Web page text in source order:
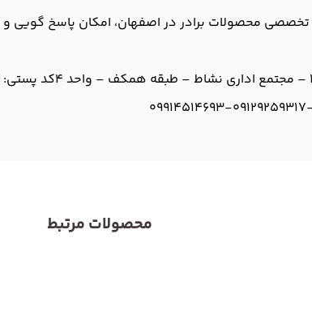
محصولات برادر در اصفهان، امکان پاسخ گویی و
کد پستی: 8154654648
09914514693-
محصولات مرتبط